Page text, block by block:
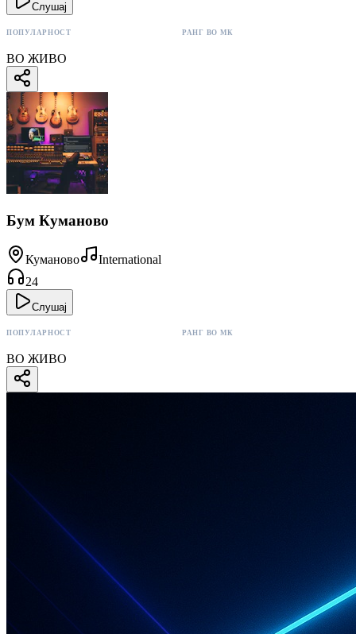
Слушај
ПОПУЛАРНОСТ РАНГ ВО МК
ВО ЖИВО
Бум Куманово
Куманово
International
24
Слушај
ПОПУЛАРНОСТ РАНГ ВО МК
ВО ЖИВО